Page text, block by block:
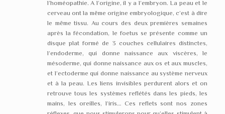
l’homéopathie. A l’origine, il y a l’embryon. La peau et le
cerveau ont la même origine embryologique, c’est à dire
le même tissu. Au cours des deux premières semaines
après la fécondation, le foetus se présente comme un
disque plat formé de 3 couches cellulaires distinctes,
l’endoderme, qui donne naissance aux viscères, le
mésoderme, qui donne naissance aux os et aux muscles,
et l’ectoderme qui donne naissance au système nerveux
et à la peau. Les liens invisibles perdurent alors et on
retrouve tous les systèmes reflétés dans les pieds, les
mains, les oreilles, l’iris… Ces reflets sont nos zones